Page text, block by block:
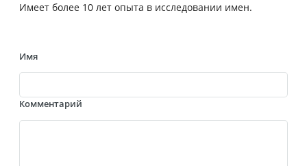
Имеет более 10 лет опыта в исследовании имен.
Имя
Комментарий